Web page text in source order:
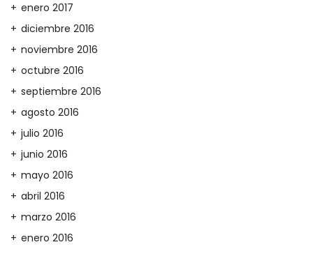
enero 2017
diciembre 2016
noviembre 2016
octubre 2016
septiembre 2016
agosto 2016
julio 2016
junio 2016
mayo 2016
abril 2016
marzo 2016
enero 2016